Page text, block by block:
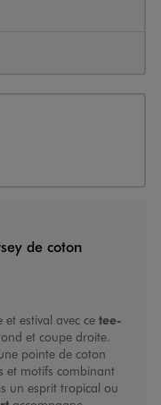
de coton
estival avec ce tee-
et coupe droite.
pointe de coton
et motifs combinant
un esprit tropical ou